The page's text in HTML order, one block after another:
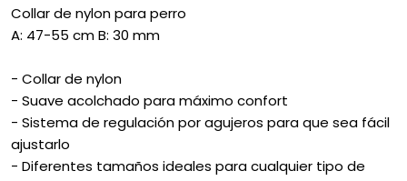
Collar de nylon para perro
A: 47-55 cm B: 30 mm
- Collar de nylon
- Suave acolchado para máximo confort
- Sistema de regulación por agujeros para que sea fácil
ajustarlo
- Diferentes tamaños ideales para cualquier tipo de